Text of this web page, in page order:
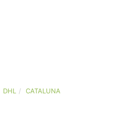
DHL CATALUNA